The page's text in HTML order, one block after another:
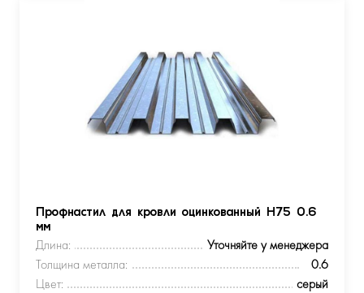
Профнастил для кровли оцинкованный Н75 0.6
мм
Длина:
Уточняйте у менеджера
Толщина металла:
0.6
Цвет:
серый